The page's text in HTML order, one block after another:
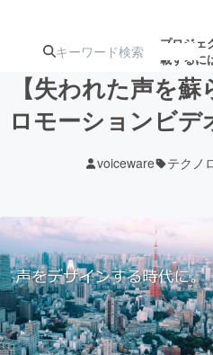
プロジェ
載するに
ターン
ジェクト
アート・写真
テクノロジー・ガジェ
映像・映画
【失われた声を
ロモーションビデ
voiceware テクノ